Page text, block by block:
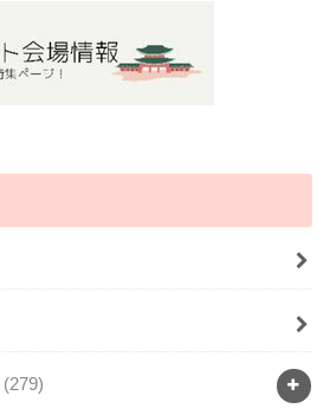
(279)